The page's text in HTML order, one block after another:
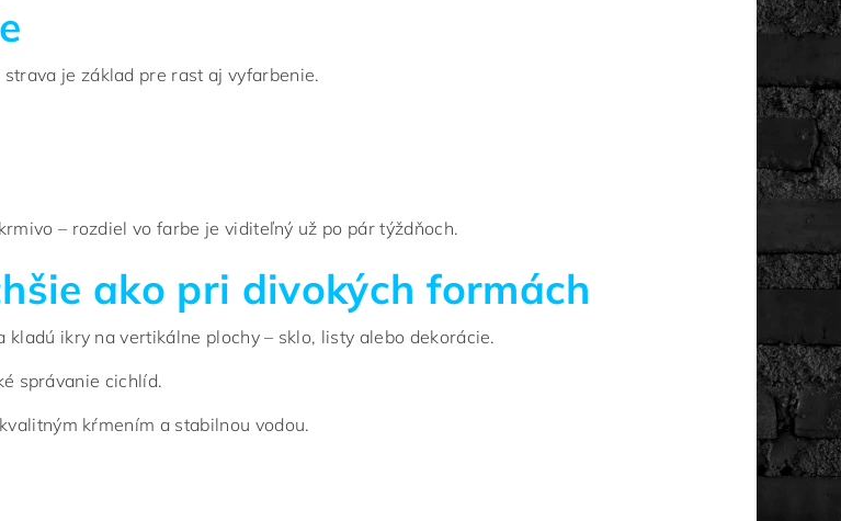
strava je základ pre rast aj vyfarbenie.
– rozdiel vo farbe je viditeľný už po pár týždňoch.
ako pri divokých formách
ikry na vertikálne plochy – sklo, listy alebo dekorácie.
správanie cichlíd.
kŕmením a stabilnou vodou.